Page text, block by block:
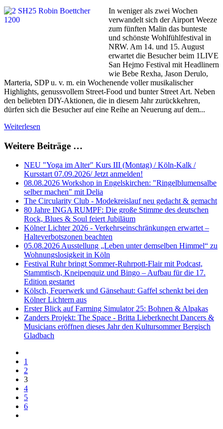
In weniger als zwei Wochen
verwandelt sich der Airport Weeze
zum fünften Malin das bunteste
und schönste Wohlfühlfestival in
NRW. Am 14. und 15. August
erwartet die Besucher beim 1LIVE
San Hejmo Festival mit Headlinern
wie Bebe Rexha, Jason Derulo,
Marteria, SDP u. v. m. ein Wochenende voller musikalischer
Highlights, genussvollem Street-Food und bunter Street Art. Neben
den beliebten DIY-Aktionen, die in diesem Jahr zurückkehren,
dürfen sich die Besucher auf eine Reihe an Neuerung auf dem...
Weiterlesen
Weitere Beiträge …
NEU "Yoga im Alter" Kurs III (Montag) / Köln-Kalk /
Kursstart 07.09.2026/ Jetzt anmelden!
08.08.2026 Workshop in Engelskirchen: "Ringelblumensalbe
selber machen" mit Delia
The Circularity Club - Modekreislauf neu gedacht & gemacht
80 Jahre INGA RUMPF: Die große Stimme des deutschen
Rock, Blues & Soul feiert Jubiläum
Kölner Lichter 2026 - Verkehrseinschränkungen erwartet –
Halteverbotszonen beachten
05.08.2026 Ausstellung „Leben unter demselben Himmel“ zu
Wohnungslosigkeit in Köln
Festival Ruhr bringt Sommer-Ruhrpott-Flair mit Podcast,
Stammtisch, Kneipenquiz und Bingo – Aufbau für die 17.
Edition gestartet
Kölsch, Feuerwerk und Gänsehaut: Gaffel schenkt bei den
Kölner Lichtern aus
Erster Blick auf Farming Simulator 25: Bohnen & Alpakas
Zanders Projekt: The Space - Britta Lieberknecht Dancers &
Musicians eröffnen dieses Jahr den Kultursommer Bergisch
Gladbach
1
2
3
4
5
6